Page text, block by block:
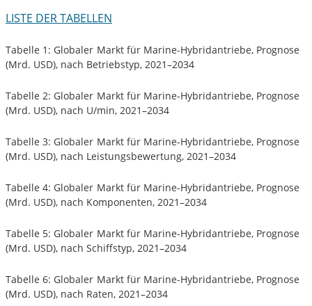
LISTE DER TABELLEN
Tabelle 1: Globaler Markt für Marine-Hybridantriebe, Prognose
(Mrd. USD), nach Betriebstyp, 2021–2034
Tabelle 2: Globaler Markt für Marine-Hybridantriebe, Prognose
(Mrd. USD), nach U/min, 2021–2034
Tabelle 3: Globaler Markt für Marine-Hybridantriebe, Prognose
(Mrd. USD), nach Leistungsbewertung, 2021–2034
Tabelle 4: Globaler Markt für Marine-Hybridantriebe, Prognose
(Mrd. USD), nach Komponenten, 2021–2034
Tabelle 5: Globaler Markt für Marine-Hybridantriebe, Prognose
(Mrd. USD), nach Schiffstyp, 2021–2034
Tabelle 6: Globaler Markt für Marine-Hybridantriebe, Prognose
(Mrd. USD), nach Raten, 2021–2034